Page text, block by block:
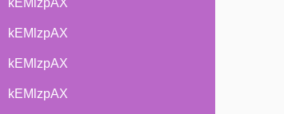
kEMlzpAX
kEMlzpAX
kEMlzpAX
kEMlzpAX